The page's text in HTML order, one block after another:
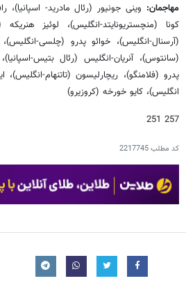
مهاجمان: وینی جونیور (رئال مادرید- اسپانیا)،
کونا (منچستریونایتد-انگلیس)، لوئیز هنریکه
(آرسنال-انگلیس)، خوائو پدرو (چلسی-
(سانتوس)، آنریان-انگلیس (رئال بتیس-
پدرو (فلامنگو)، ریچارلیسون (تاتنهام-
انگلیس)، کایو خورخه (کروزیرو)
257 251
کد مطلب2217745